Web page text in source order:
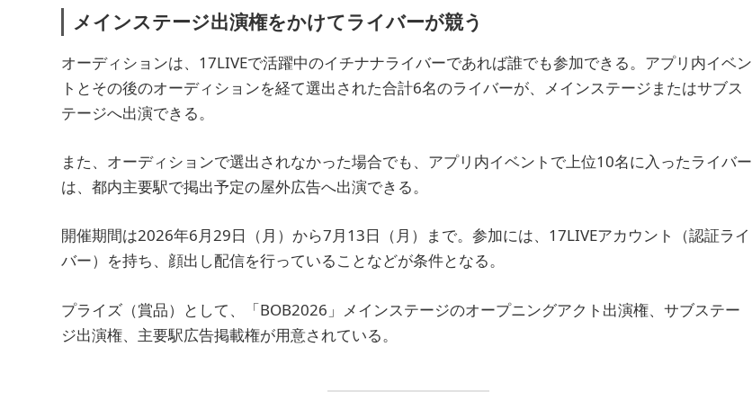
メインステージ出演権をかけてライバーが競う
オーディションは、17LIVEで活躍中のイチナナライバーであれば誰でも参加できる。アプリ内イベン
トとその後のオーディションを経て選出された合計6名のライバーが、メインステージまたはサブス
テージへ出演できる。
また、オーディションで選出されなかった場合でも、アプリ内イベントで上位10名に入ったライバー
は、都内主要駅で掲出予定の屋外広告へ出演できる。
開催期間は2026年6月29日（月）から7月13日（月）まで。参加には、17LIVEアカウント（認証ライ
バー）を持ち、顔出し配信を行っていることなどが条件となる。
プライズ（賞品）として、「BOB2026」メインステージのオープニングアクト出演権、サブステー
ジ出演権、主要駅広告掲載権が用意されている。